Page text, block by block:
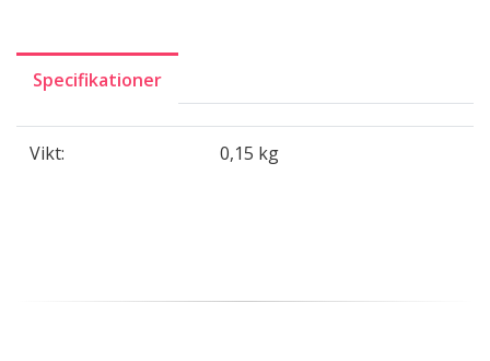
Specifikationer
Vikt: 0,15 kg